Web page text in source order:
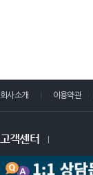
회사소개 이용약관
고객센터